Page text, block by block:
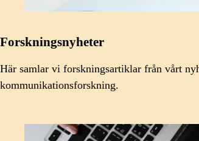
Forskningsnyheter
Här samlar vi forskningsartiklar från vårt
kommunikationsforskning.